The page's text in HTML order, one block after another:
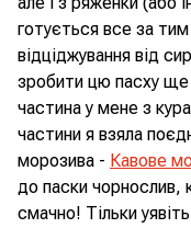
готується все за
відціджування від
зробити цю пасху ще
частина у мене з
частини я взяла
морозива - Кавове
до паски
смачно! Тільки